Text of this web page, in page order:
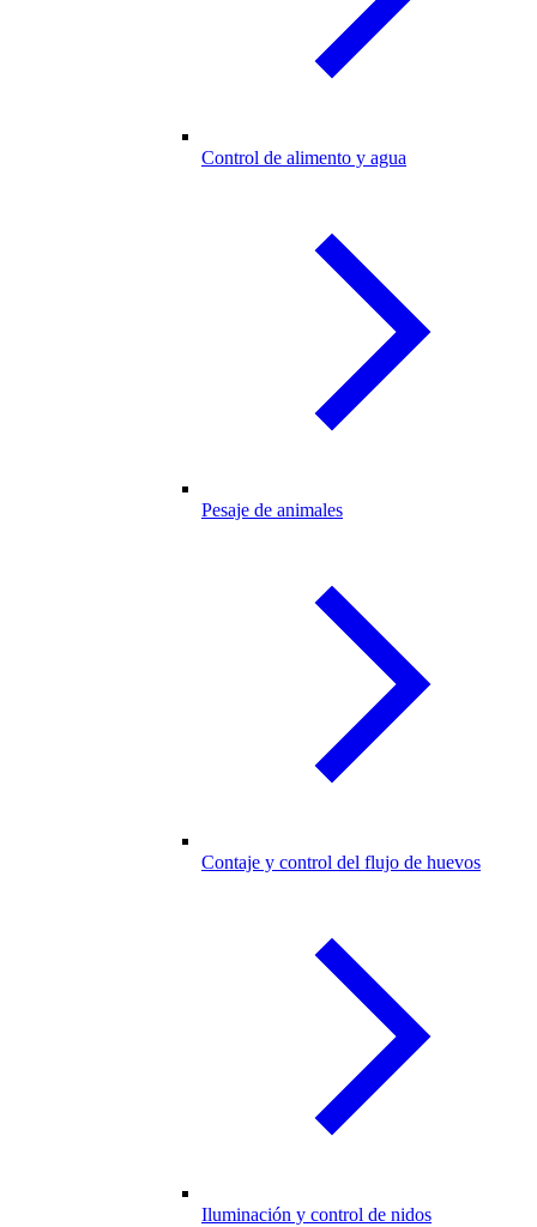
Control de alimento y agua
Pesaje de animales
Contaje y control del flujo de huevos
Iluminación y control de nidos